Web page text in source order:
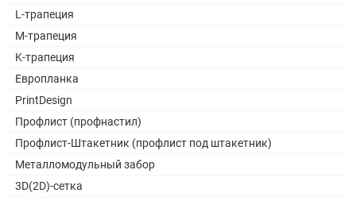
L-трапеция
M-трапеция
K-трапеция
Европланка
PrintDesign
Профлист (профнастил)
Профлист-Штакетник (профлист под штакетник)
Металломодульный забор
3D(2D)-сетка